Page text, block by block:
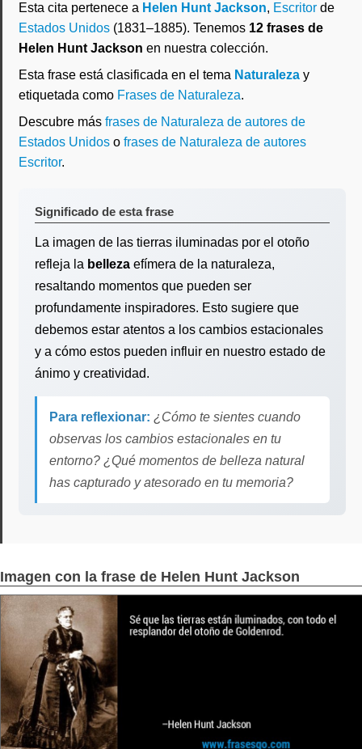
Esta cita pertenece a Helen Hunt Jackson, Escritor de
Estados Unidos (1831–1885). Tenemos 12 frases de
Helen Hunt Jackson en nuestra colección.
Esta frase está clasificada en el tema Naturaleza y
etiquetada como Frases de Naturaleza.
Descubre más frases de Naturaleza de autores de
Estados Unidos o frases de Naturaleza de autores
Escritor.
Significado de esta frase
La imagen de las tierras iluminadas por el otoño
refleja la belleza efímera de la naturaleza,
resaltando momentos que pueden ser
profundamente inspiradores. Esto sugiere que
debemos estar atentos a los cambios estacionales
y a cómo estos pueden influir en nuestro estado de
ánimo y creatividad.
Para reflexionar: ¿Cómo te sientes cuando
observas los cambios estacionales en tu
entorno? ¿Qué momentos de belleza natural
has capturado y atesorado en tu memoria?
Imagen con la frase de Helen Hunt Jackson